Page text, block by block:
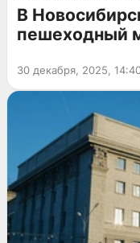
В
пешеходный
30 декабря, 2025,